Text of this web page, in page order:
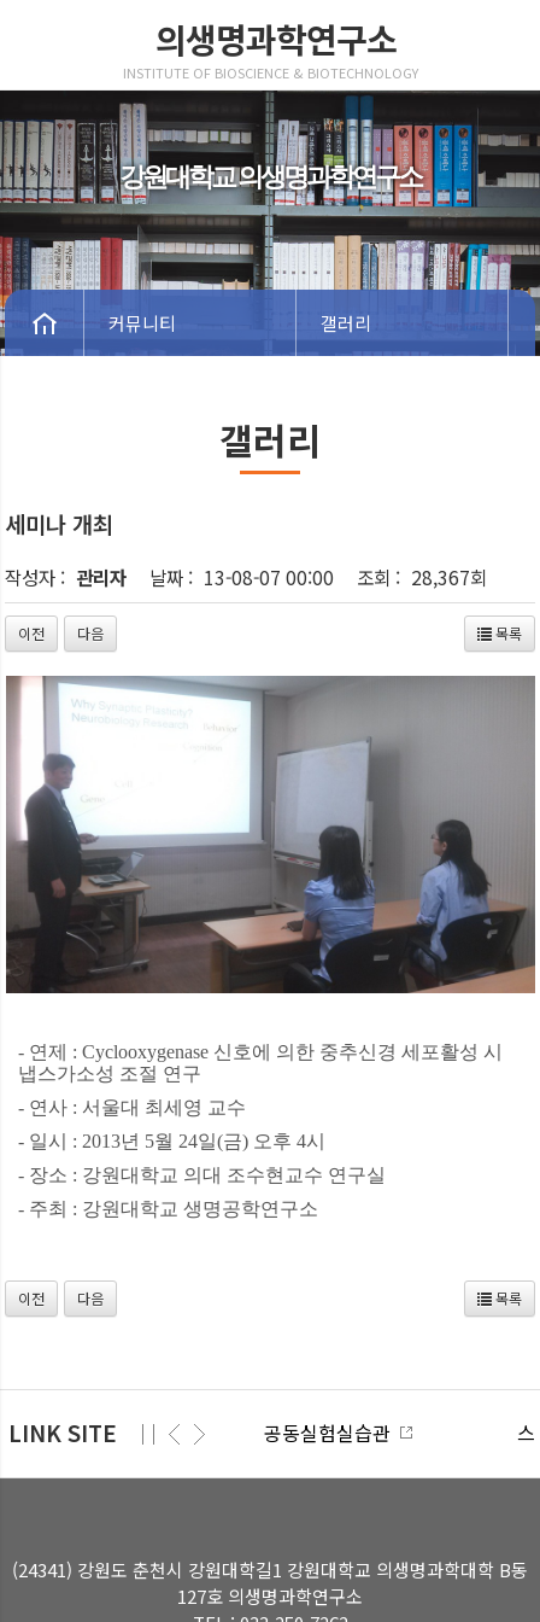
의생명과학연구소
INSTITUTE OF BIOSCIENCE & BIOTECHNOLOGY
강원대학교 의생명과학연구소
커뮤니티 갤러리
갤러리
세미나 개최
작성자 : 관리자 날짜 : 13-08-07 00:00 조회 : 28,367회
이전 다음 목록
- 연제 : Cyclooxygenase 신호에 의한 중추신경 세포활성 시
냅스가소성 조절 연구
- 연사 : 서울대 최세영 교수
- 일시 : 2013년 5월 24일(금) 오후 4시
- 장소 : 강원대학교 의대 조수현교수 연구실
- 주최 : 강원대학교 생명공학연구소
이전 다음 목록
LINK SITE 공동실험실습관 스마
(24341) 강원도 춘천시 강원대학길1 강원대학교 의생명과학대학 B동
127호 의생명과학연구소